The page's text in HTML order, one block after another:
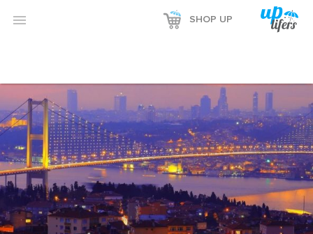
Reklamı Göster
Reklamı Gizle
 SHOP UP